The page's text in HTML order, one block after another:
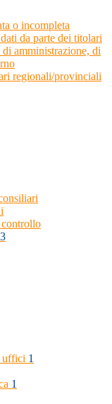
o incompleta
da parte dei titolari
amministrazione, di
regionali/provinciali
3
uffici 1
1